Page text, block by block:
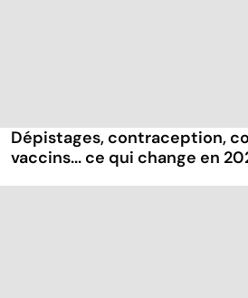
Dépistages, contraception,
vaccins... ce qui change en